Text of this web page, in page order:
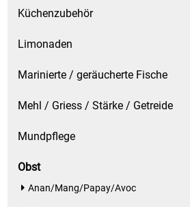
Küchenzubehör
Limonaden
Marinierte / geräucherte Fische
Mehl / Griess / Stärke / Getreide
Mundpflege
Obst
Anan/Mang/Papay/Avoc